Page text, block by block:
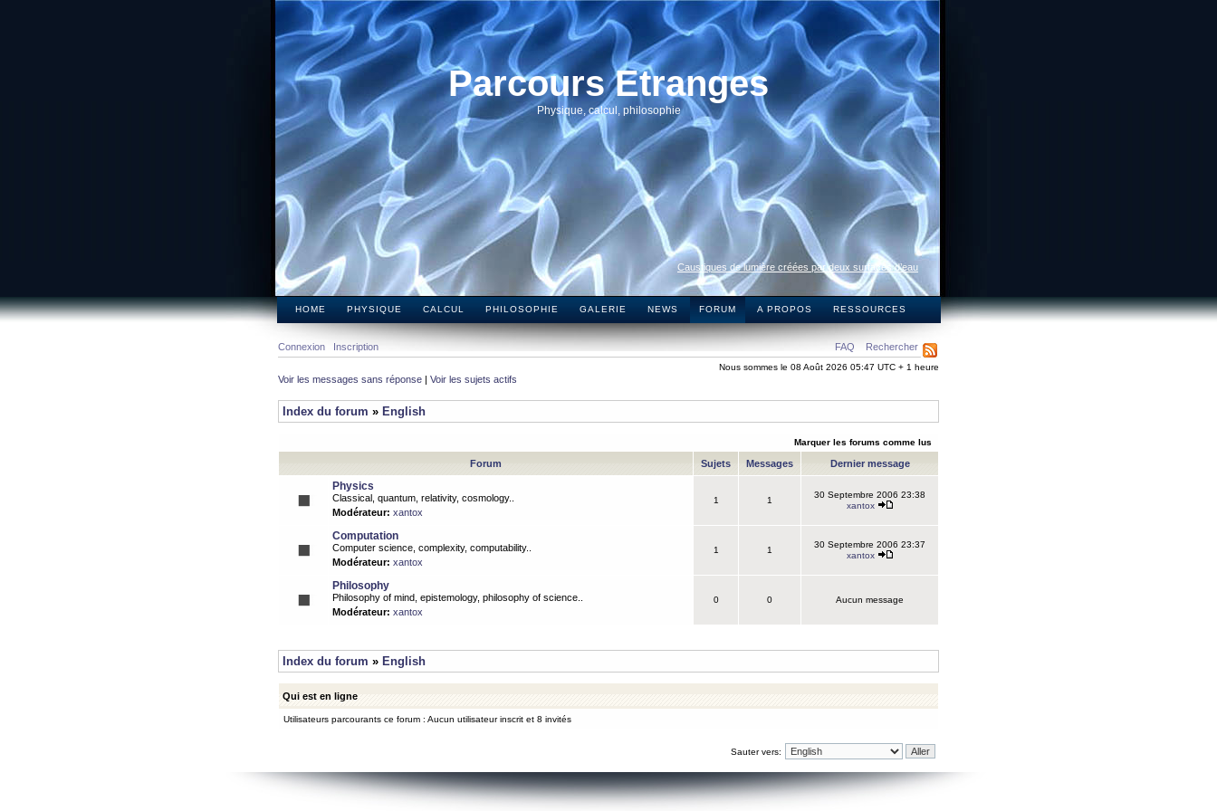
Parcours Etranges
Physique, calcul, philosophie
Caustiques de lumière créées par deux surfaces d’eau
HOME PHYSIQUE CALCUL PHILOSOPHIE GALERIE NEWS FORUM A PROPOS RESSOURCES
FAQ Rechercher
Connexion Inscription
Nous sommes le 08 Août 2026 05:47 UTC + 1 heure
Voir les messages sans réponse | Voir les sujets actifs
Index du forum » English
Marquer les forums comme lus
Forum Sujets Messages Dernier message
Physics
Classical, quantum, relativity, cosmology..
Modérateur: xantox
1 1
30 Septembre 2006 23:38
xantox
Computation
Computer science, complexity, computability..
Modérateur: xantox
1 1
30 Septembre 2006 23:37
xantox
Philosophy
Philosophy of mind, epistemology, philosophy of science..
Modérateur: xantox
0 0 Aucun message
Index du forum » English
Qui est en ligne
Utilisateurs parcourants ce forum : Aucun utilisateur inscrit et 8 invités
Sauter vers: